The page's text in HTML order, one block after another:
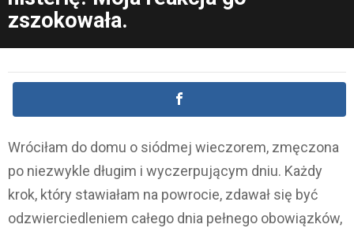
zszokowała.
Wróciłam do domu o siódmej wieczorem, zmęczona
po niezwykle długim i wyczerpującym dniu. Każdy
krok, który stawiałam na powrocie, zdawał się być
odzwierciedleniem całego dnia pełnego obowiązków,